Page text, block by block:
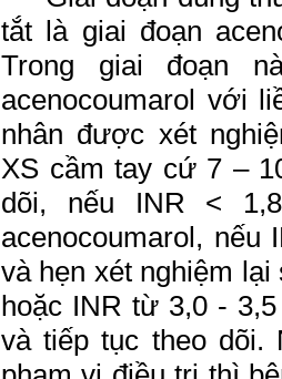
tắt là giai đoạn
Trong giai đoạn
acenocoumarol với
nhân được xét
XS cầm tay cứ 7 –
dõi, nếu INR <
acenocoumarol, nếu
và hẹn xét nghiệm
hoặc INR từ 3,0 -
và tiếp tục theo dõi.